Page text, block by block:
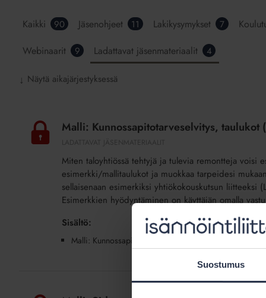
Suostumus
Kaikki 90 Jäsenohjeet 11 Lakikysymykset 7
Webinaarit 9 Ladattavat jäsenmateriaalit 4
↓ Näytä aikajärjestyksessä
Kunnossapitotarveselvitys,
taulukot
(lisäpalvelu)
Malli: Kunnossapitotarveselvitys, taulukot
Miten taloyhtiössä tehtyjä ja tulevia remontteja voisi
esimerkki/mallitaulukot ja muokkaa tarpeidesi
sellaisenaan esimerkiksi yhtiökokouskutsun liitteeksi
Esimerkkien hyödyntäminen on käyttäjän omalla
Sisältö:
Malli: Kunnossapitotarveselvitys, taulukot
Sidonnaisuudet